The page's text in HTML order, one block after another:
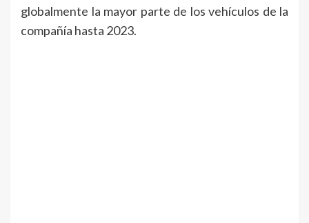
globalmente la mayor parte de los vehículos de la
compañía hasta 2023.